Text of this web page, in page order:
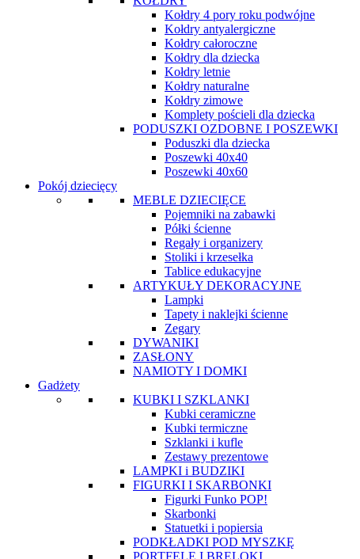
Kołdry 4 pory roku podwójne
Kołdry antyalergiczne
Kołdry całoroczne
Kołdry dla dziecka
Kołdry letnie
Kołdry naturalne
Kołdry zimowe
Komplety pościeli dla dziecka
PODUSZKI OZDOBNE I POSZEWKI
Poduszki dla dziecka
Poszewki 40x40
Poszewki 40x60
Pokój dziecięcy
MEBLE DZIECIĘCE
Pojemniki na zabawki
Półki ścienne
Regały i organizery
Stoliki i krzesełka
Tablice edukacyjne
ARTYKUŁY DEKORACYJNE
Lampki
Tapety i naklejki ścienne
Zegary
DYWANIKI
ZASŁONY
NAMIOTY I DOMKI
Gadżety
KUBKI I SZKLANKI
Kubki ceramiczne
Kubki termiczne
Szklanki i kufle
Zestawy prezentowe
LAMPKI i BUDZIKI
FIGURKI I SKARBONKI
Figurki Funko POP!
Skarbonki
Statuetki i popiersia
PODKŁADKI POD MYSZKĘ